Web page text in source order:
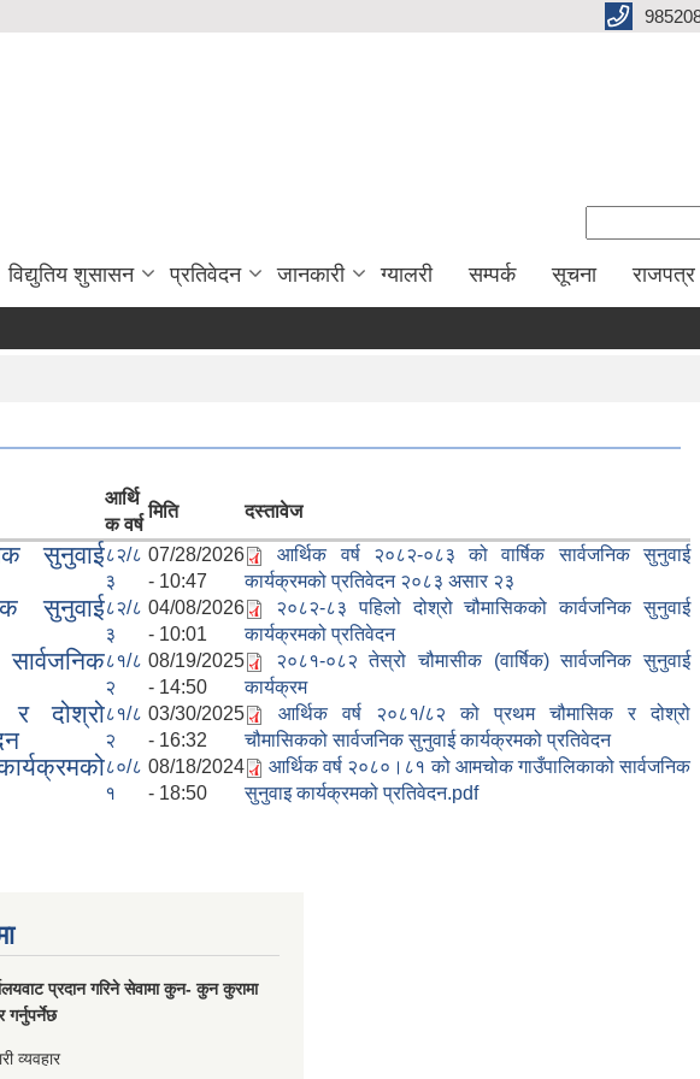
विद्युतिय शुसासन प्रतिवेदन जानकारी ग्यालरी सम्पर्क सूचना राजपत्र
आर्थि
क वर्ष
मिति दस्तावेज
सुनुवाई८२/८
३
07/28/2026
- 10:47
आर्थिक वर्ष २०८२-०८३ को वार्षिक सार्वजनिक सुनुवाई
कार्यक्रमको प्रतिवेदन २०८३ असार २३
सुनुवाई८२/८
३
04/08/2026
- 10:01
२०८२-८३ पहिलो दोश्रो चौमासिकको कार्वजनिक सुनुवाई
कार्यक्रमको प्रतिवेदन
८१/८
२
08/19/2025
- 14:50
२०८१-०८२ तेस्रो चौमासीक (वार्षिक) सार्वजनिक सुनुवाई
कार्यक्रम
दोश्रो८१/८
२
03/30/2025
- 16:32
आर्थिक वर्ष २०८१/८२ को प्रथम चौमासिक र दोश्रो
चौमासिकको सार्वजनिक सुनुवाई कार्यक्रमको प्रतिवेदन
८०/८
१
08/18/2024
- 18:50
आर्थिक वर्ष २०८०।८१ को आमचोक गाउँपालिकाको सार्वजनिक
सुनुवाइ कार्यक्रमको प्रतिवेदन.pdf
प्रदान गरिने सेवामा कुन- कुन कुरामा
गर्नुपर्नेछ
व्यवहार